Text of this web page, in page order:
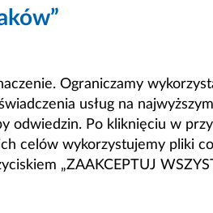
Ograniczamy
usług na
odwiedzin. Po kliknięciu w
celów wykorzystujemy pliki
„ZAAKCEPTUJ